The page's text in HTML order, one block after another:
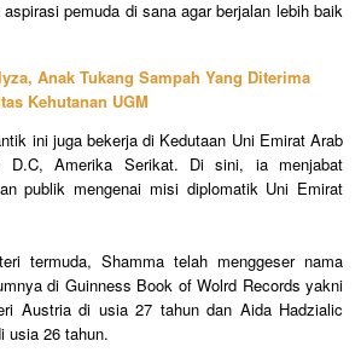
pemuda di sana agar berjalan lebih baik
Anak Tukang Sampah Yang Diterima
Kehutanan UGM
ini juga bekerja di Kedutaan Uni Emirat Arab
D.C, Amerika Serikat. Di sini, ia menjabat
publik mengenai misi diplomatik Uni Emirat
termuda, Shamma telah menggeser nama
di Guinness Book of Wolrd Records yakni
Austria di usia 27 tahun dan Aida Hadzialic
usia 26 tahun.